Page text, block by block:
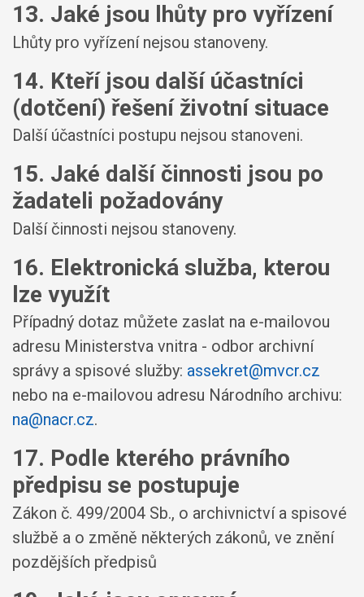
13. Jaké jsou lhůty pro vyřízení
Lhůty pro vyřízení nejsou stanoveny.
14. Kteří jsou další účastníci
(dotčení) řešení životní situace
Další účastníci postupu nejsou stanoveni.
15. Jaké další činnosti jsou po
žadateli požadovány
Další činnosti nejsou stanoveny.
16. Elektronická služba, kterou
lze využít
Případný dotaz můžete zaslat na e-mailovou
adresu Ministerstva vnitra - odbor archivní
správy a spisové služby: assekret@mvcr.cz
nebo na e-mailovou adresu Národního archivu:
na@nacr.cz.
17. Podle kterého právního
předpisu se postupuje
Zákon č. 499/2004 Sb., o archivnictví a spisové
službě a o změně některých zákonů, ve znění
pozdějších předpisů